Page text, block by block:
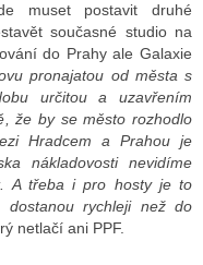
muset postavit druhé
současné studio na
do Prahy ale Galaxie
pronajatou od města s
určitou a uzavřením
že by se město rozhodlo
Hradcem a Prahou je
nákladovosti nevidíme
A třeba i pro hosty je to
rychleji než do
netlačí ani PPF.